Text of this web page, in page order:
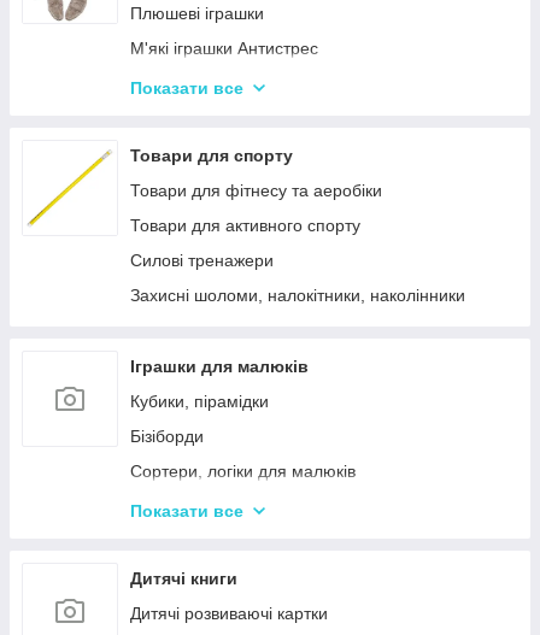
Ліжечка для ляльок
Одяг та аксесуари для Ляльок
Плюшеві іграшки
М'які іграшки Антистрес
Іграшки для лялькового театру
Показати все
Товари для спорту
Товари для фітнесу та аеробіки
Товари для активного спорту
Силові тренажери
Захисні шоломи, налокітники, наколінники
Іграшки для малюків
Кубики, пірамідки
Бізіборди
Сортери, логіки для малюків
Іграшки з музичними ефектами
Машинки іграшкові для дітей
Дитяче кермо
Показати все
Дитячі книги
Дитячі розвиваючі картки